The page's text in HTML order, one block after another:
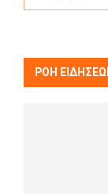
f
ΡΟΗ